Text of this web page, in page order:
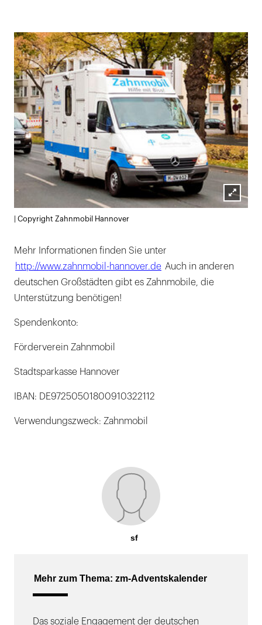
| Copyright Zahnmobil Hannover
Mehr Informationen finden Sie unter
http://www.zahnmobil-hannover.de Auch in anderen
deutschen Großstädten gibt es Zahnmobile, die
Unterstützung benötigen!
Spendenkonto:
Förderverein Zahnmobil
Stadtsparkasse Hannover
IBAN: DE97250501800910322112
Verwendungszweck: Zahnmobil
sf
Mehr zum Thema: zm-Adventskalender
Das soziale Engagement der deutschen